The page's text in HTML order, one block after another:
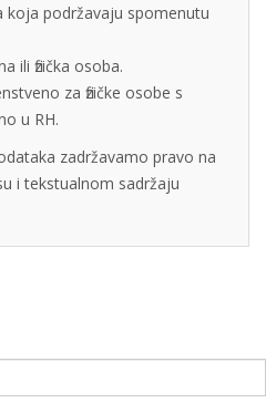
koja podržavaju spomenutu
ili fizička osoba.
za fizičke osobe s
u RH.
zadržavamo pravo na
i tekstualnom sadržaju